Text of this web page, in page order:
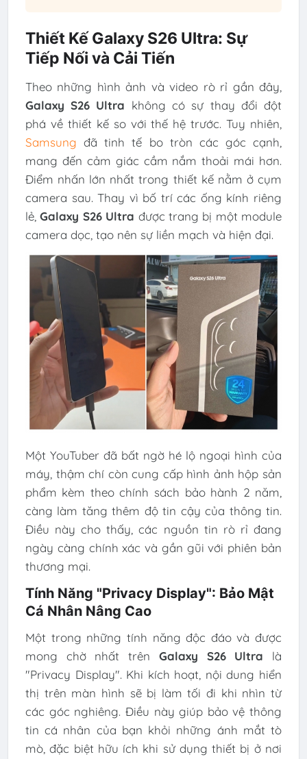
Thiết Kế Galaxy S26 Ultra: Sự
Tiếp Nối và Cải Tiến
Theo những hình ảnh và video rò rỉ gần đây,
Galaxy S26 Ultra không có sự thay đổi đột
phá về thiết kế so với thế hệ trước. Tuy nhiên,
Samsung đã tinh tế bo tròn các góc cạnh,
mang đến cảm giác cầm nắm thoải mái hơn.
Điểm nhấn lớn nhất trong thiết kế nằm ở cụm
camera sau. Thay vì bố trí các ống kính riêng
lẻ,Galaxy S26 Ultra được trang bị một module
camera dọc, tạo nên sự liền mạch và hiện đại.
Một YouTuber đã bất ngờ hé lộ ngoại hình của
máy, thậm chí còn cung cấp hình ảnh hộp sản
phẩm kèm theo chính sách bảo hành 2 năm,
càng làm tăng thêm độ tin cậy của thông tin.
Điều này cho thấy, các nguồn tin rò rỉ đang
ngày càng chính xác và gần gũi với phiên bản
thương mại.
Tính Năng "Privacy Display": Bảo Mật
Cá Nhân Nâng Cao
Một trong những tính năng độc đáo và được
mong chờ nhất trên Galaxy S26 Ultra là
"Privacy Display". Khi kích hoạt, nội dung hiển
thị trên màn hình sẽ bị làm tối đi khi nhìn từ
các góc nghiêng. Điều này giúp bảo vệ thông
tin cá nhân của bạn khỏi những ánh mắt tò
mò, đặc biệt hữu ích khi sử dụng thiết bị ở nơi